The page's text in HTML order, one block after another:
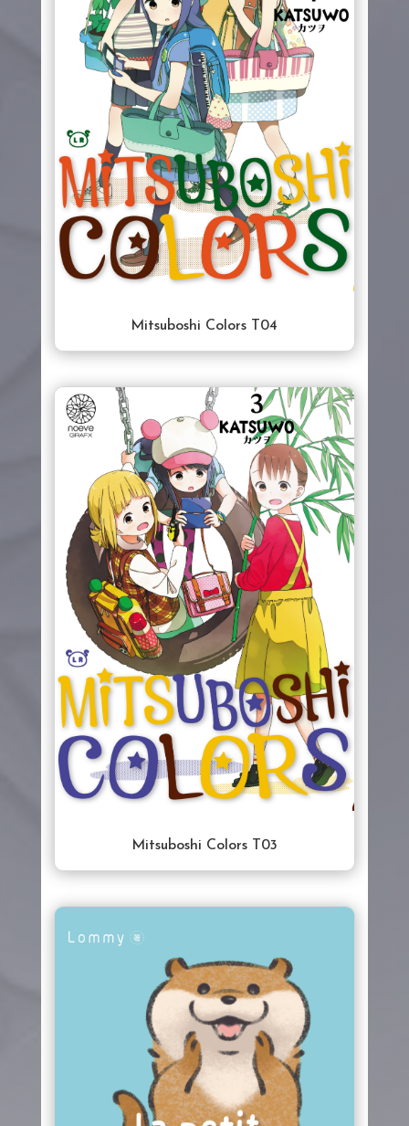
Mitsuboshi Colors T04
Mitsuboshi Colors T03